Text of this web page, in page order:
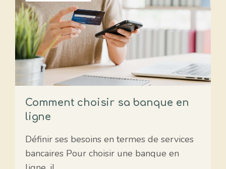
Comment choisir sa banque en
ligne
Définir ses besoins en termes de services
bancaires Pour choisir une banque en